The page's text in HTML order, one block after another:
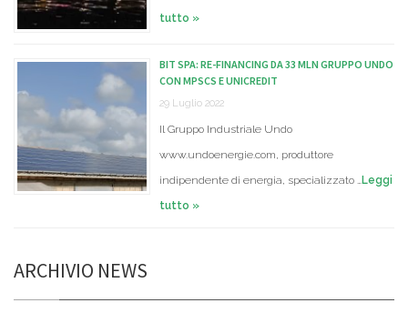
tutto »
BIT SPA: RE-FINANCING DA 33 MLN GRUPPO UNDO
CON MPSCS E UNICREDIT
29 Luglio 2022
Il Gruppo Industriale Undo
www.undoenergie.com, produttore
indipendente di energia, specializzato …Leggi
tutto »
ARCHIVIO NEWS